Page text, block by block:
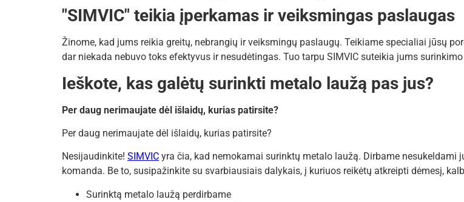
"SIMVIC" teikia įperkamas ir veiksmingas paslaugas
Žinome, kad jums reikia greitų, nebrangių ir veiksmingų paslaugų. Teikiame specialiai jūsų
dar niekada nebuvo toks efektyvus ir nesudėtingas. Tuo tarpu SIMVIC suteikia jums
Ieškote, kas galėtų surinkti metalo laužą pas jus?
Per daug nerimaujate dėl išlaidų, kurias patirsite?
Per daug nerimaujate dėl išlaidų, kurias patirsite?
Nesijaudinkite! SIMVIC yra čia, kad nemokamai surinktų metalo laužą. Dirbame
komanda. Be to, susipažinkite su svarbiausiais dalykais, į kuriuos reikėtų atkreipti dėmesį,
Surinktą metalo laužą perdirbame